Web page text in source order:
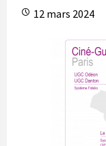
12 mars 2024